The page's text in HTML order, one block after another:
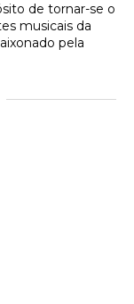
aqui, me
informo
de tornar-se o
musicais da
pela